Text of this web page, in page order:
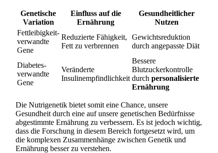
Genetische
Variation
Einfluss auf die
Ernährung
Gesundheitlicher
Nutzen
Fettleibigkeit-
verwandte
Gene
Reduzierte Fähigkeit,
Fett zu verbrennen
Gewichtsreduktion
durch angepasste Diät
Diabetes-
verwandte
Gene
Veränderte
Insulinempfindlichkeit
Bessere
Blutzuckerkontrolle
durch personalisierte
Ernährung
Die Nutrigenetik bietet somit eine Chance, unsere
Gesundheit durch eine auf unsere genetischen Bedürfnisse
abgestimmte Ernährung zu verbessern. Es ist jedoch wichtig,
dass die Forschung in diesem Bereich fortgesetzt wird, um
die komplexen Zusammenhänge zwischen Genetik und
Ernährung besser zu verstehen.